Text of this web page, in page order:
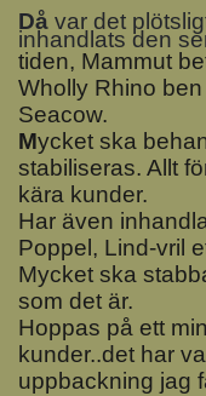
Då var det
inhandlats den
tiden, Mammut
Wholly Rhino
Seacow.
Mycket ska
stabiliseras. Allt
kära kunder.
Har även
Poppel, Lind-vril
Mycket ska
som det är.
Hoppas på ett
kunder..det har
uppbackning jag